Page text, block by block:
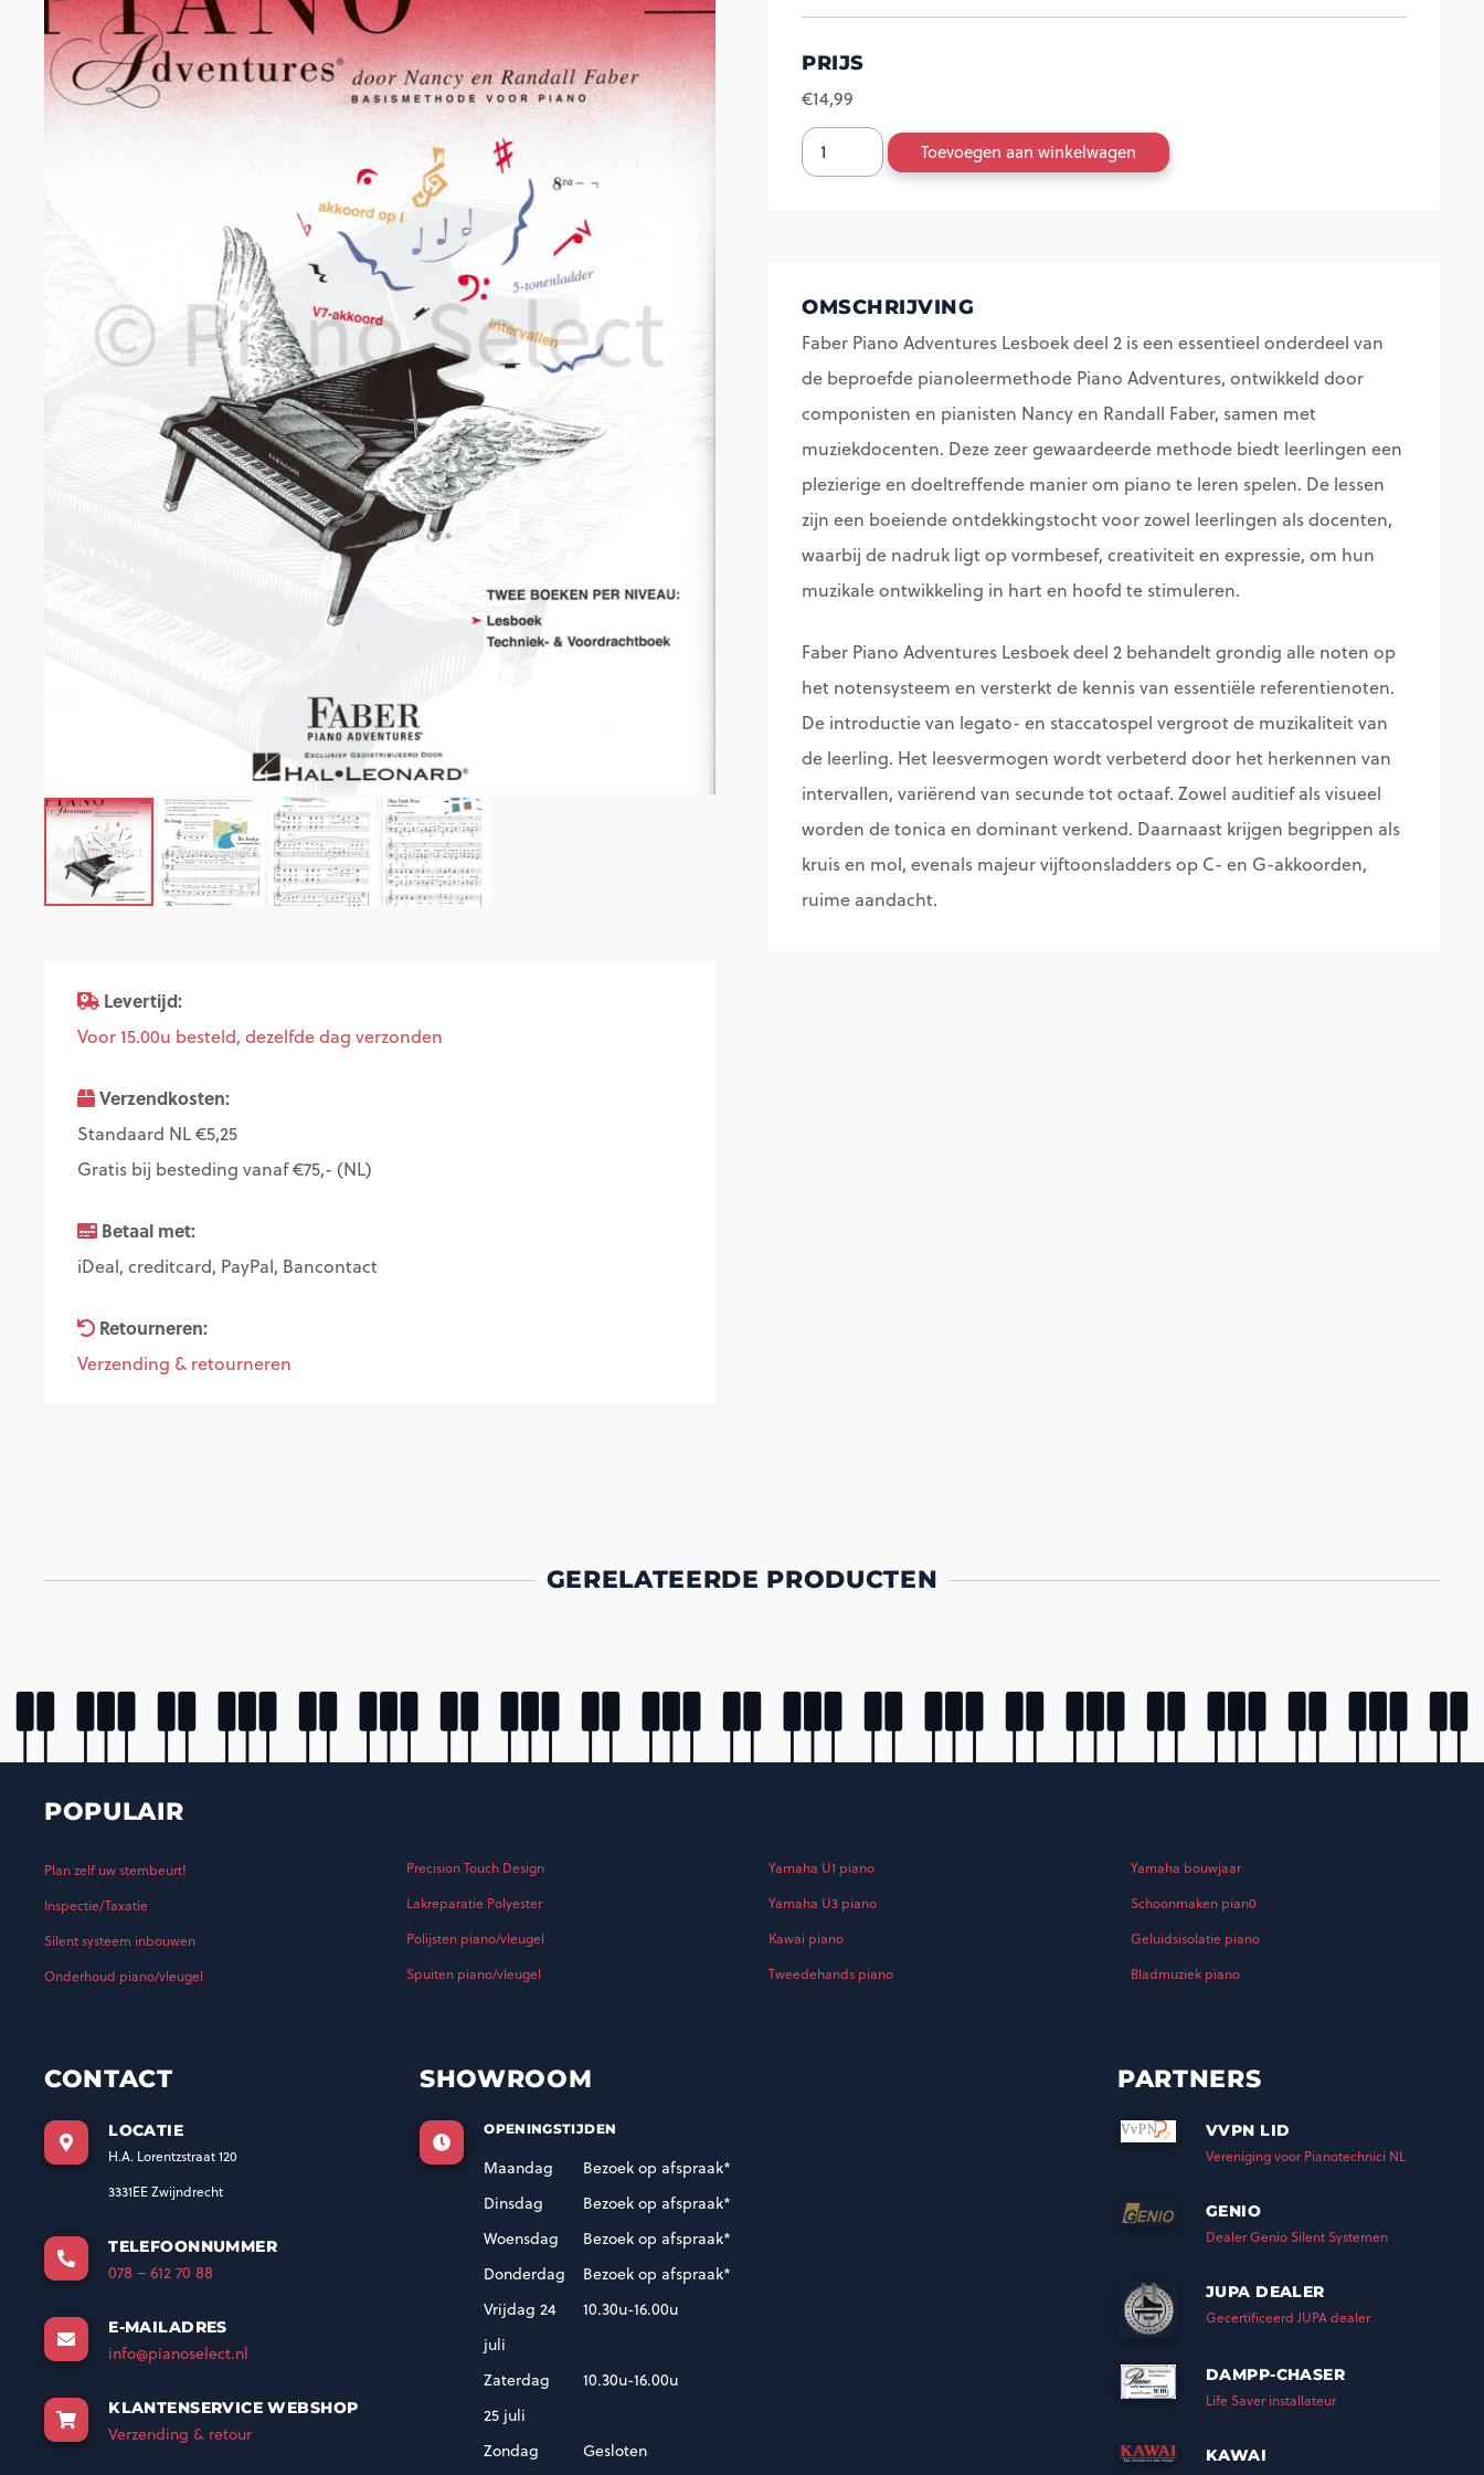
Levertijd:
Voor 15.00u besteld, dezelfde dag verzonden
Verzendkosten:
Standaard NL €5,25
Gratis bij besteding vanaf €75,- (NL)
Betaal met:
iDeal, creditcard, PayPal, Bancontact
Retourneren:
Verzending & retourneren
PRIJS
€14,99
Piano
Adventures
aantal
Toevoegen aan winkelwagen
OMSCHRIJVING
Faber Piano Adventures Lesboek deel 2 is een essentieel onderdeel van
de beproefde pianoleermethode Piano Adventures, ontwikkeld door
componisten en pianisten Nancy en Randall Faber, samen met
muziekdocenten. Deze zeer gewaardeerde methode biedt leerlingen een
plezierige en doeltreffende manier om piano te leren spelen. De lessen
zijn een boeiende ontdekkingstocht voor zowel leerlingen als docenten,
waarbij de nadruk ligt op vormbesef, creativiteit en expressie, om hun
muzikale ontwikkeling in hart en hoofd te stimuleren.
Faber Piano Adventures Lesboek deel 2 behandelt grondig alle noten op
het notensysteem en versterkt de kennis van essentiële referentienoten.
De introductie van legato- en staccatospel vergroot de muzikaliteit van
de leerling. Het leesvermogen wordt verbeterd door het herkennen van
intervallen, variërend van secunde tot octaaf. Zowel auditief als visueel
worden de tonica en dominant verkend. Daarnaast krijgen begrippen als
kruis en mol, evenals majeur vijftoonsladders op C- en G-akkoorden,
ruime aandacht.
GERELATEERDE PRODUCTEN
POPULAIR
Plan zelf uw stembeurt!
Inspectie/Taxatie
Silent systeem inbouwen
Onderhoud piano/vleugel
Precision Touch Design
Lakreparatie Polyester
Polijsten piano/vleugel
Spuiten piano/vleugel
Yamaha U1 piano
Yamaha U3 piano
Kawai piano
Tweedehands piano
Yamaha bouwjaar
Schoonmaken pian0
Geluidsisolatie piano
Bladmuziek piano
CONTACT
LOCATIE
H.A. Lorentzstraat 120
3331EE Zwijndrecht
TELEFOONNUMMER
078 – 612 70 88
E-MAILADRES
info@pianoselect.nl
KLANTENSERVICE WEBSHOP
Verzending & retour
SHOWROOM
OPENINGSTIJDEN
Maandag
Bezoek op afspraak*
Dinsdag
Bezoek op afspraak*
Woensdag
Bezoek op afspraak*
Donderdag
Bezoek op afspraak*
Vrijdag 24
juli
10.30u-16.00u
Zaterdag
25 juli
10.30u-16.00u
Zondag Gesloten
PARTNERS
VVPN LID
Vereniging voor Pianotechnici NL
GENIO
Dealer Genio Silent Systemen
JUPA DEALER
Gecertificeerd JUPA dealer
DAMPP-CHASER
Life Saver installateur
KAWAI